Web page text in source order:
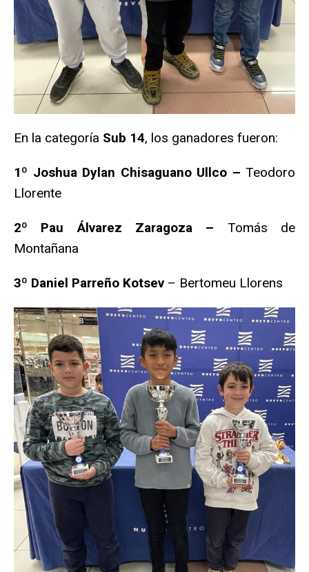
En la categoría Sub 14, los ganadores fueron:
1º Joshua Dylan Chisaguano Ullco – Teodoro
Llorente
2º Pau Álvarez Zaragoza – Tomás de
Montañana
3º Daniel Parreño Kotsev – Bertomeu Llorens